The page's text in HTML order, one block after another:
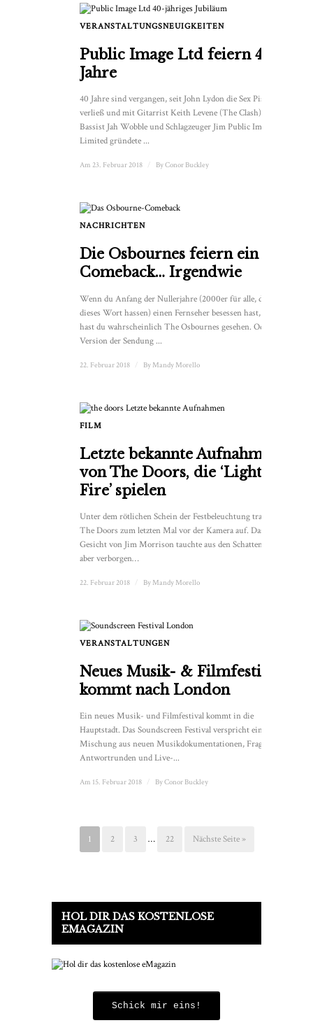
VERANSTALTUNGSNEUIGKEITEN
Public Image Ltd feiern 40
Jahre
40 Jahre sind vergangen, seit John Lydon die Sex Pistols
verließ und mit Gitarrist Keith Levene (The Clash),
Bassist Jah Wobble und Schlagzeuger Jim Public Image
Limited gründete ...
Am 23. Februar 2018 ByConor Buckley
NACHRICHTEN
Die Osbournes feiern ein
Comeback… Irgendwie
Wenn du Anfang der Nullerjahre (2000er für alle, die
dieses Wort hassen) einen Fernseher besessen hast, dann
hast du wahrscheinlich The Osbournes gesehen. Oder eine
Version der Sendung ...
22. Februar 2018 By Mandy Morello
FILM
Letzte bekannte Aufnahme
von The Doors, die ‘Light My
Fire’ spielen
Unter dem rötlichen Schein der Festbeleuchtung traten
The Doors zum letzten Mal vor der Kamera auf. Das
Gesicht von Jim Morrison tauchte aus den Schatten auf,
aber verborgen…
22. Februar 2018 By Mandy Morello
VERANSTALTUNGEN
Neues Musik- & Filmfestival
kommt nach London
Ein neues Musik- und Filmfestival kommt in die
Hauptstadt. Das Soundscreen Festival verspricht eine
Mischung aus neuen Musikdokumentationen, Frage- und
Antwortrunden und Live-...
Am 15. Februar 2018 ByConor Buckley
1 2 3 … 22 Nächste Seite »
HOL DIR DAS KOSTENLOSE
EMAGAZIN
Schick mir eins!